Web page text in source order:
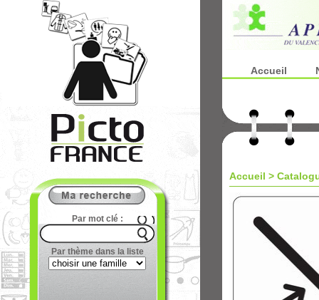
Par mot clé :
Par thème dans la liste
Accueil
Accueil >